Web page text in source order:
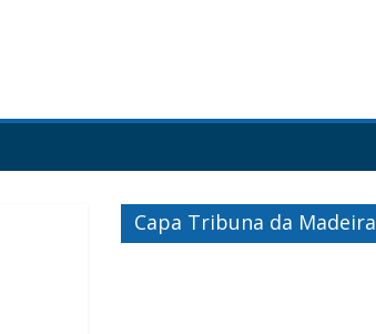
Capa Tribuna da Madeira